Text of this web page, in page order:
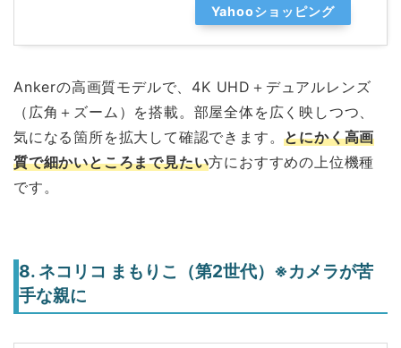
Yahooショッピング
Ankerの高画質モデルで、4K UHD＋デュアルレンズ
（広角＋ズーム）を搭載。部屋全体を広く映しつつ、
気になる箇所を拡大して確認できます。とにかく高画
質で細かいところまで見たい方におすすめの上位機種
です。
8. ネコリコ まもりこ（第2世代）※カメラが苦
手な親に